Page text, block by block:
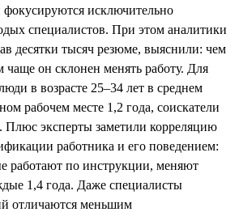
фокусируются исключительно
специалистов. При этом аналитики
десятки тысяч резюме, выяснили: чем
чаще он склонен менять работу. Для
в возрасте 25–34 лет в среднем
рабочем месте 1,2 года, соискатели
Плюс эксперты заметили корреляцию
работника и его поведением:
работают по инструкции, меняют
1,4 года. Даже специалисты
отличаются меньшим